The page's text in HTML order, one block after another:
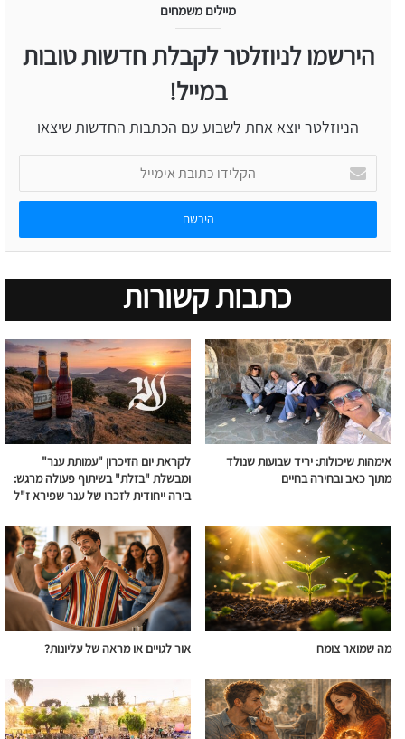
מיילים משמחים
הירשמו לניוזלטר לקבלת חדשות טובות
במייל!
הניוזלטר יוצא אחת לשבוע עם הכתבות החדשות שיצאו
הקלידו
כתובת
אימייל
כתבות קשורות
אימהות שיכולות: יריד שבועות שנולד
מתוך כאב ובחירה בחיים
לקראת יום הזיכרון "עמותת ענר"
ומבשלת "בזלת" בשיתוף פעולה מרגש:
בירה ייחודית לזכרו של ענר שפירא ז"ל
מה שמואר צומח אור לגויים או מראה של עליונות?